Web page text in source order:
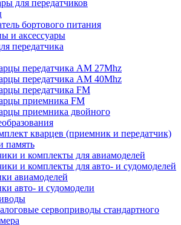
для передатчиков
бортового питания
и аксессуары
передатчика
передатчика AM 27Mhz
передатчика AM 40Mhz
передатчика FM
приемника FM
приемника двойного
кварцев (приемник и передатчик)
память
и комплекты для авиамоделей
и комплекты для авто- и судомоделей
авиамоделей
авто- и судомодели
сервоприводы стандартного